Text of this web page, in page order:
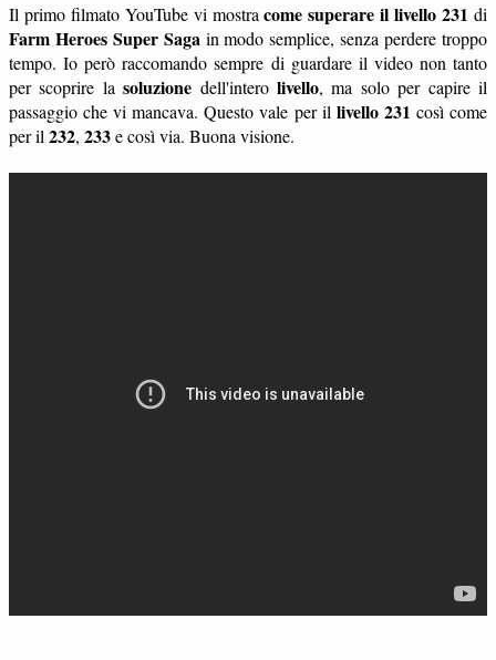
Il primo filmato YouTube vi mostracome superare il livello 231 di
Farm Heroes Super Saga in modo semplice, senza perdere troppo
tempo. Io però raccomando sempre di guardare il video non tanto
per scoprire lasoluzione dell'interolivello, ma solo per capire il
passaggio che vi mancava. Questo vale per il livello 231 così come
per il 232, 233e così via. Buona visione.